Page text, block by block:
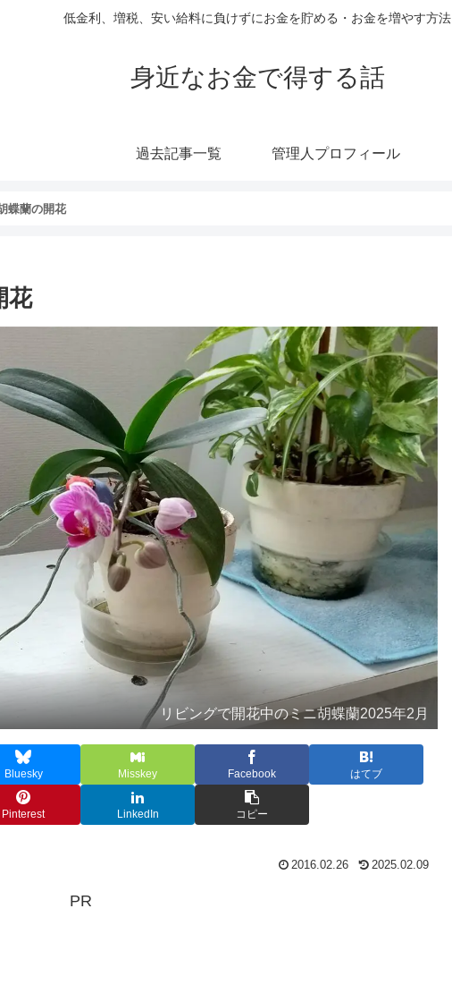
低金利、増税、安い給料に負けずにお金を貯める・お金を増やす方法
身近なお金で得する話
過去記事一覧 管理人プロフィール
蝶蘭の開花
花
リビングで開花中のミニ胡蝶蘭2025年2月
Bluesky Misskey Facebook はてブ
Pinterest LinkedIn コピー
2016.02.26 2025.02.09
PR